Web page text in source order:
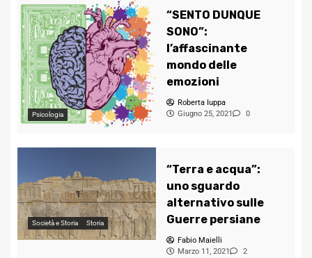
Psicologia
“SENTO DUNQUE
SONO”:
l’affascinante
mondo delle
emozioni
Roberta Iuppa
Giugno 25, 2021
0
Società e Storia Storia
“Terra e acqua”:
uno sguardo
alternativo sulle
Guerre persiane
Fabio Maielli
Marzo 11, 2021
2